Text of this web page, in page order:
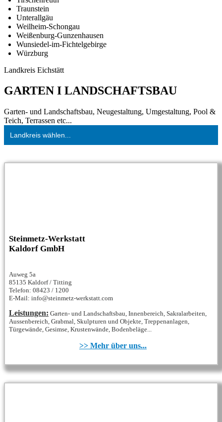
Traunstein
Unterallgäu
Weilheim-Schongau
Weißenburg-Gunzenhausen
Wunsiedel-im-Fichtelgebirge
Würzburg
Landkreis Eichstätt
GARTEN I LANDSCHAFTSBAU
Garten- und Landschaftsbau, Neugestaltung, Umgestaltung, Pool &
Teich, Terrassen etc...
Landkreis wählen...
Steinmetz-Werkstatt
Kaldorf GmbH
Auweg 5a
85135 Kaldorf / Titting
Telefon: 08423 / 1200
E-Mail: info@steinmetz-werkstatt.com
Leistungen: Garten- und Landschaftsbau, Innenbereich, Sakralarbeiten,
Aussenbereich, Grabmal, Skulpturen und Objekte, Treppenanlagen,
Türgewände, Gesimse, Krustenwände, Bodenbeläge...
>> Mehr über uns...